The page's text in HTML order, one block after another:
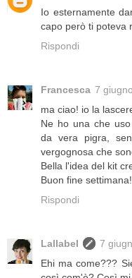
Io esternamente
capo però ti poteva
Rispondi
Francesca 7
ma ciao! io la
Ne ho una che
da vera pigra,
vergognosa che
Bella l'idea del kit
Buon fine
Rispondi
Lallabel
7
Ehi ma come???